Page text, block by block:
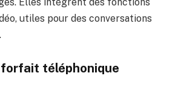
utiles pour des conversations
forfait téléphonique